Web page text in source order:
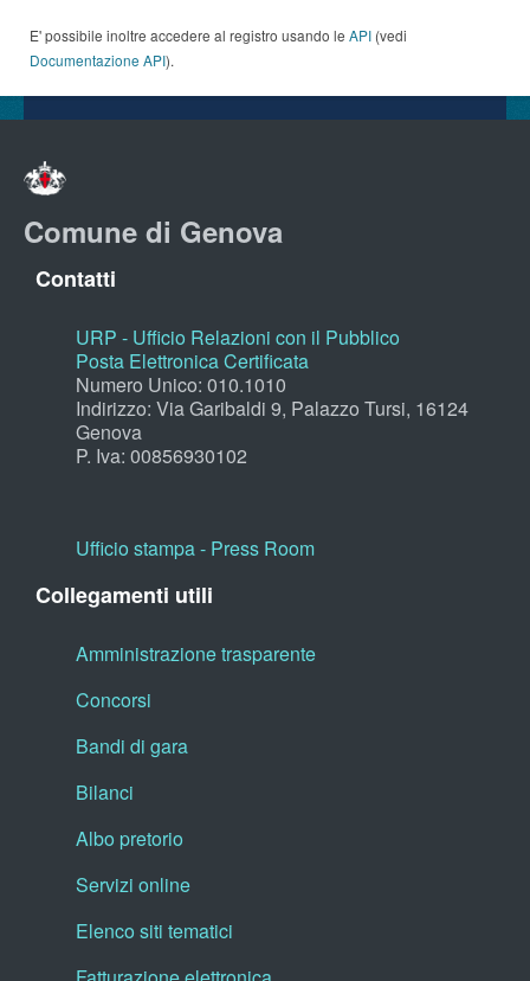
E' possibile inoltre accedere al registro usando le API (vedi
Documentazione API).
Comune di Genova
Contatti
URP - Ufficio Relazioni con il Pubblico
Posta Elettronica Certificata
Numero Unico: 010.1010
Indirizzo: Via Garibaldi 9, Palazzo Tursi, 16124
Genova
P. Iva: 00856930102
Ufficio stampa - Press Room
Collegamenti utili
Amministrazione trasparente
Concorsi
Bandi di gara
Bilanci
Albo pretorio
Servizi online
Elenco siti tematici